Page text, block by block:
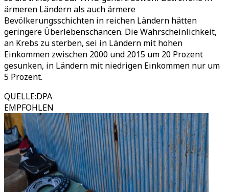
ärmeren Ländern als auch ärmere
Bevölkerungsschichten in reichen Ländern hätten
geringere Überlebenschancen. Die Wahrscheinlichkeit,
an Krebs zu sterben, sei in Ländern mit hohen
Einkommen zwischen 2000 und 2015 um 20 Prozent
gesunken, in Ländern mit niedrigen Einkommen nur um
5 Prozent.
QUELLE:DPA
EMPFOHLEN